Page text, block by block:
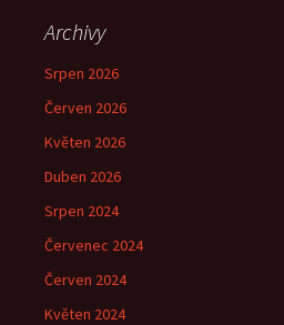
Archivy
Srpen 2026
Červen 2026
Květen 2026
Duben 2026
Srpen 2024
Červenec 2024
Červen 2024
Květen 2024